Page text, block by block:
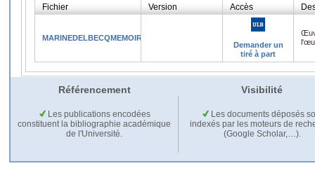
Fichier Version Accès
MARINEDELBECQMEMOIRE2021.pdf
Demander un
tiré à part
Référencement Visibilité
Les publications encodées
constituent la bibliographie académique
de l'Université.
Les documents déposés
indexés par les moteurs de
(Google Scholar,…).